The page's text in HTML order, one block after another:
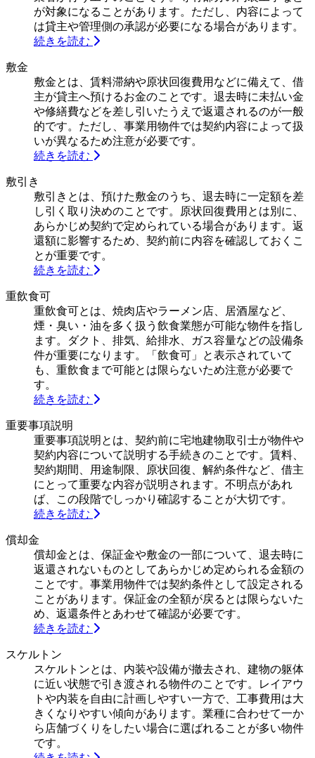
が対象になることがあります。ただし、内容によって
は貸主や管理側の承認が必要になる場合があります。
続きを読む
敷金
敷金とは、賃料滞納や原状回復費用などに備えて、借
主が貸主へ預けるお金のことです。退去時に未払い金
や修繕費などを差し引いたうえで返還されるのが一般
的です。ただし、事業用物件では契約内容によって扱
いが異なるため注意が必要です。
続きを読む
敷引き
敷引きとは、預けた敷金のうち、退去時に一定額を差
し引く取り決めのことです。原状回復費用とは別に、
あらかじめ契約で定められている場合があります。返
還額に影響するため、契約前に内容を確認しておくこ
とが重要です。
続きを読む
重飲食可
重飲食可とは、焼肉店やラーメン店、居酒屋など、
煙・臭い・油を多く扱う飲食業態が可能な物件を指し
ます。ダクト、排気、給排水、ガス容量などの設備条
件が重要になります。「飲食可」と表示されていて
も、重飲食まで可能とは限らないため注意が必要で
す。
続きを読む
重要事項説明
重要事項説明とは、契約前に宅地建物取引士が物件や
契約内容について説明する手続きのことです。賃料、
契約期間、用途制限、原状回復、解約条件など、借主
にとって重要な内容が説明されます。不明点があれ
ば、この段階でしっかり確認することが大切です。
続きを読む
償却金
償却金とは、保証金や敷金の一部について、退去時に
返還されないものとしてあらかじめ定められる金額の
ことです。事業用物件では契約条件として設定される
ことがあります。保証金の全額が戻るとは限らないた
め、返還条件とあわせて確認が必要です。
続きを読む
スケルトン
スケルトンとは、内装や設備が撤去され、建物の躯体
に近い状態で引き渡される物件のことです。レイアウ
トや内装を自由に計画しやすい一方で、工事費用は大
きくなりやすい傾向があります。業種に合わせて一か
ら店舗づくりをしたい場合に選ばれることが多い物件
です。